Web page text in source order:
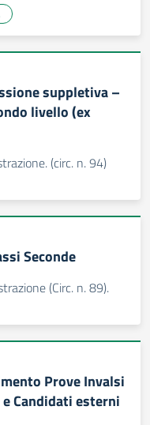
suppletiva –
livello (ex
(circ. n. 94)
Seconde
(Circ. n. 89).
Prove Invalsi
Candidati esterni